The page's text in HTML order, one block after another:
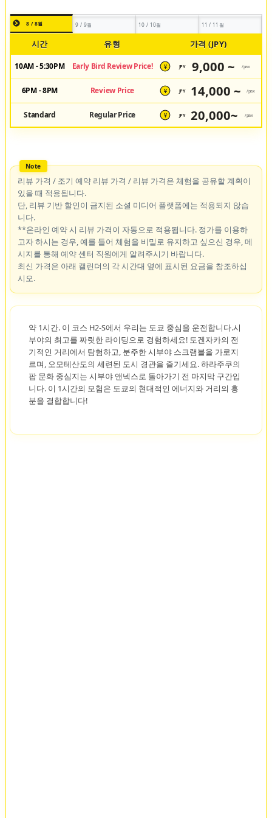
8 / 8월 9 / 9월 10 / 10월 11 / 11월
시간 유형 가격 (JPY)
10AM - 5:30PM Early Bird Review Price! ¥ JPY 9,000 ~ /pax
6PM - 8PM Review Price ¥ JPY 14,000 ~ /pax
Standard Regular Price ¥ JPY 20,000~ /pax
리뷰 가격 / 조기 예약 리뷰 가격 / 리뷰 가격은 체험을 공유할 계획이
있을 때 적용됩니다.
단, 리뷰 기반 할인이 금지된 소셜 미디어 플랫폼에는 적용되지 않습
니다.
**온라인 예약 시 리뷰 가격이 자동으로 적용됩니다. 정가를 이용하
고자 하시는 경우, 예를 들어 체험을 비밀로 유지하고 싶으신 경우, 메
시지를 통해 예약 센터 직원에게 알려주시기 바랍니다.
최신 가격은 아래 캘린더의 각 시간대 옆에 표시된 요금을 참조하십
시오.
약 1시간. 이 코스 H2-S에서 우리는 도쿄 중심을 운전합니다.시
부야의 최고를 짜릿한 라이딩으로 경험하세요! 도겐자카의 전
기적인 거리에서 탐험하고, 분주한 시부야 스크램블을 가로지
르며, 오모테산도의 세련된 도시 경관을 즐기세요. 하라주쿠의
팝 문화 중심지는 시부야 앤넥스로 돌아가기 전 마지막 구간입
니다. 이 1시간의 모험은 도쿄의 현대적인 에너지와 거리의 흥
분을 결합합니다!